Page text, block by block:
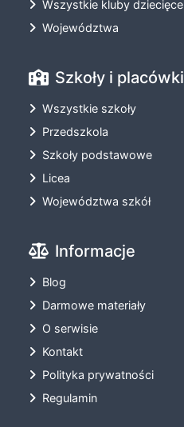
Wszystkie kluby dziecięce
Województwa
Szkoły i placówki
Wszystkie szkoły
Przedszkola
Szkoły podstawowe
Licea
Województwa szkół
Informacje
Blog
Darmowe materiały
O serwisie
Kontakt
Polityka prywatności
Regulamin